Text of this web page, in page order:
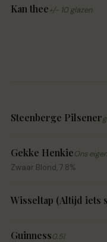
Kan thee+/- 10 glazen
Steenberge Pilsener
Gekke HenkieOns
Zwaar Blond, 7.8%
Wisseltap (Altijd iets
Guinness0.5l